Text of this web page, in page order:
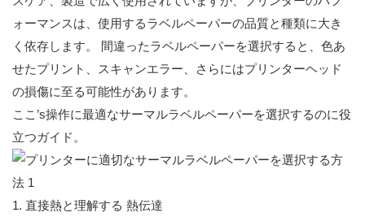
ォーマンスは、使用するラベルペーパーの品質と種類に大き
く依存します。 間違ったラベルペーパーを選択すると、色あ
せたプリント、スキャンエラー、さらにはプリンターヘッド
の損傷に至る可能性があります。
ここ’s操作に最適なサーマルラベルペーパーを選択するのに役
立つガイド。
1. 直接熱と理解する 熱伝達